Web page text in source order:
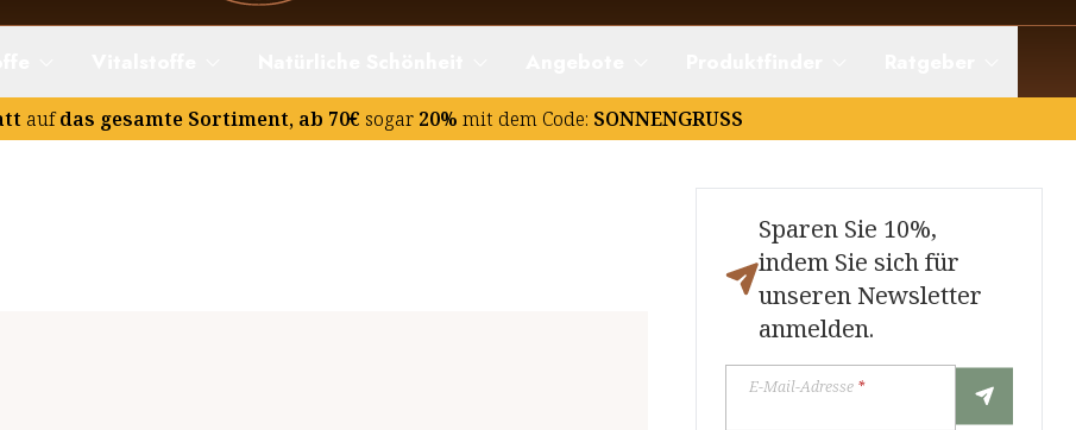
aufdas gesamte Sortiment, ab 70€ sogar 20% mit dem Code: SONNENGRUSS
Sparen Sie 10%,
indem Sie sich für
unseren Newsletter
anmelden.
E-Mail-Adresse*